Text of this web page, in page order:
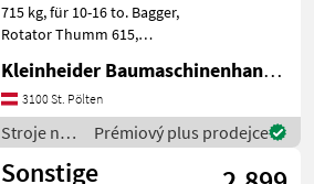
715 kg, für 10-16 to. Bagger,
Rotator Thumm 615,
stavbu príslušenstvo
rýpadla
Kleinheider Baumaschinenhandel GmbH.
3100 St. Pölten
Stroje na
stavbu /
Sonstige
Prémiový plus prodejce
Sonstige